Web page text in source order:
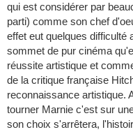
qui est considérer par
parti) comme son chef
effet eut quelques difficulté
sommet de pur cinéma
réussite artistique et
de la critique française
reconnaissance artistique.
tourner Marnie c'est sur
son choix s'arrêtera,